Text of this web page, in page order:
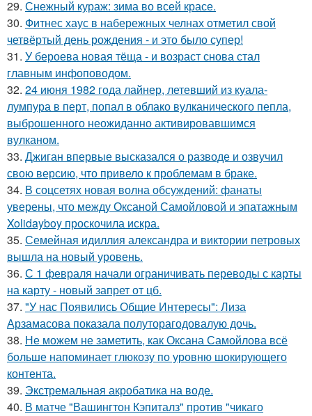
29. Снежный кураж: зима во всей красе.
30. Фитнес хаус в набережных челнах отметил свой
четвёртый день рождения - и это было супер!
31. У бероева новая тёща - и возраст снова стал
главным инфоповодом.
32. 24 июня 1982 года лайнер, летевший из куала-
лумпура в перт, попал в облако вулканического пепла,
выброшенного неожиданно активировавшимся
вулканом.
33. Джиган впервые высказался о разводе и озвучил
свою версию, что привело к проблемам в браке.
34. В соцсетях новая волна обсуждений: фанаты
уверены, что между Оксаной Самойловой и эпатажным
Xolidayboy проскочила искра.
35. Семейная идиллия александра и виктории петровых
вышла на новый уровень.
36. С 1 февраля начали ограничивать переводы с карты
на карту - новый запрет от цб.
37. "У нас Появились Общие Интересы": Лиза
Арзамасова показала полуторагодовалую дочь.
38. Не можем не заметить, как Оксана Самойлова всё
больше напоминает глюкозу по уровню шокирующего
контента.
39. Экстремальная акробатика на воде.
40. В матче "Вашингтон Кэпиталз" против "чикаго